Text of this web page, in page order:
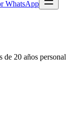
WhatsApp
20 años